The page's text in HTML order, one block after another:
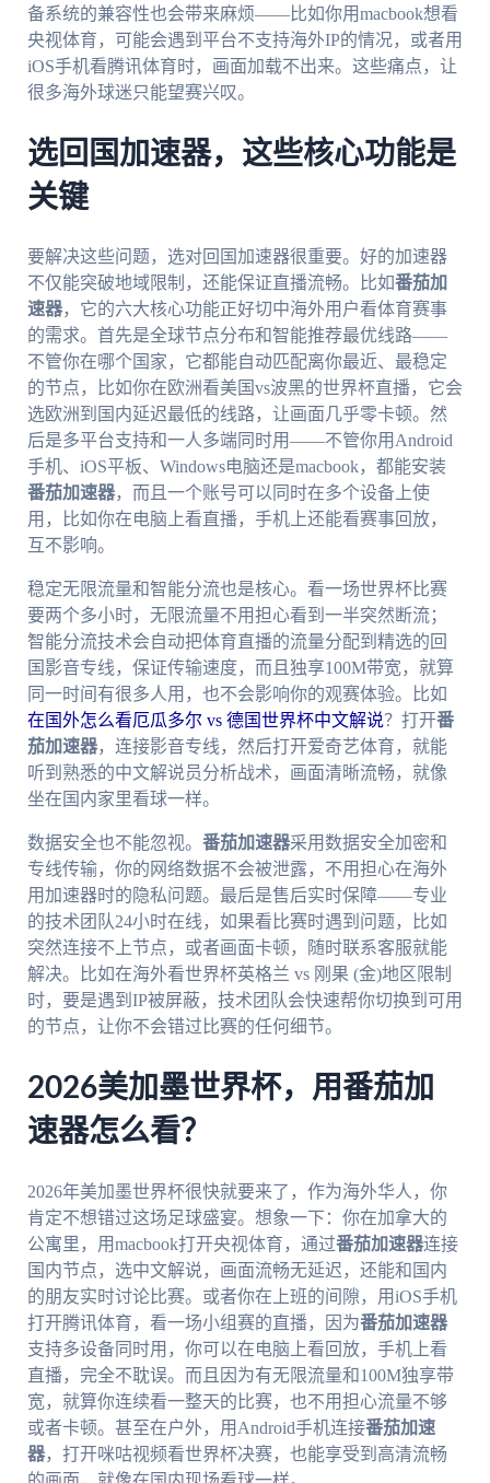
备系统的兼容性也会带来麻烦——比如你用macbook想看
央视体育，可能会遇到平台不支持海外IP的情况，或者用
iOS手机看腾讯体育时，画面加载不出来。这些痛点，让
很多海外球迷只能望赛兴叹。
选回国加速器，这些核心功能是
关键
要解决这些问题，选对回国加速器很重要。好的加速器
不仅能突破地域限制，还能保证直播流畅。比如番茄加
速器，它的六大核心功能正好切中海外用户看体育赛事
的需求。首先是全球节点分布和智能推荐最优线路——
不管你在哪个国家，它都能自动匹配离你最近、最稳定
的节点，比如你在欧洲看美国vs波黑的世界杯直播，它会
选欧洲到国内延迟最低的线路，让画面几乎零卡顿。然
后是多平台支持和一人多端同时用——不管你用Android
手机、iOS平板、Windows电脑还是macbook，都能安装
番茄加速器，而且一个账号可以同时在多个设备上使
用，比如你在电脑上看直播，手机上还能看赛事回放，
互不影响。
稳定无限流量和智能分流也是核心。看一场世界杯比赛
要两个多小时，无限流量不用担心看到一半突然断流；
智能分流技术会自动把体育直播的流量分配到精选的回
国影音专线，保证传输速度，而且独享100M带宽，就算
同一时间有很多人用，也不会影响你的观赛体验。比如
在国外怎么看厄瓜多尔 vs 德国世界杯中文解说？打开番
茄加速器，连接影音专线，然后打开爱奇艺体育，就能
听到熟悉的中文解说员分析战术，画面清晰流畅，就像
坐在国内家里看球一样。
数据安全也不能忽视。 番茄加速器采用数据安全加密和
专线传输，你的网络数据不会被泄露，不用担心在海外
用加速器时的隐私问题。最后是售后实时保障——专业
的技术团队24小时在线，如果看比赛时遇到问题，比如
突然连接不上节点，或者画面卡顿，随时联系客服就能
解决。比如在海外看世界杯英格兰 vs 刚果 (金)地区限制
时，要是遇到IP被屏蔽，技术团队会快速帮你切换到可用
的节点，让你不会错过比赛的任何细节。
2026美加墨世界杯，用番茄加
速器怎么看？
2026年美加墨世界杯很快就要来了，作为海外华人，你
肯定不想错过这场足球盛宴。想象一下：你在加拿大的
公寓里，用macbook打开央视体育，通过番茄加速器连接
国内节点，选中文解说，画面流畅无延迟，还能和国内
的朋友实时讨论比赛。或者你在上班的间隙，用iOS手机
打开腾讯体育，看一场小组赛的直播，因为番茄加速器
支持多设备同时用，你可以在电脑上看回放，手机上看
直播，完全不耽误。而且因为有无限流量和100M独享带
宽，就算你连续看一整天的比赛，也不用担心流量不够
或者卡顿。甚至在户外，用Android手机连接番茄加速
器，打开咪咕视频看世界杯决赛，也能享受到高清流畅